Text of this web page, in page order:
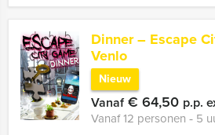
Dinner – Escape
Venlo
Nieuw
Vanaf€ 64,50 p.p.
Vanaf 12 personen ‐ 5